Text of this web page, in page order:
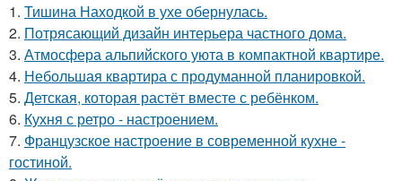
1. Тишина Находкой в ухе обернулась.
2. Потрясающий дизайн интерьера частного дома.
3. Атмосфера альпийского уюта в компактной квартире.
4. Небольшая квартира с продуманной планировкой.
5. Детская, которая растёт вместе с ребёнком.
6. Кухня с ретро - настроением.
7. Французское настроение в современной кухне -
гостиной.